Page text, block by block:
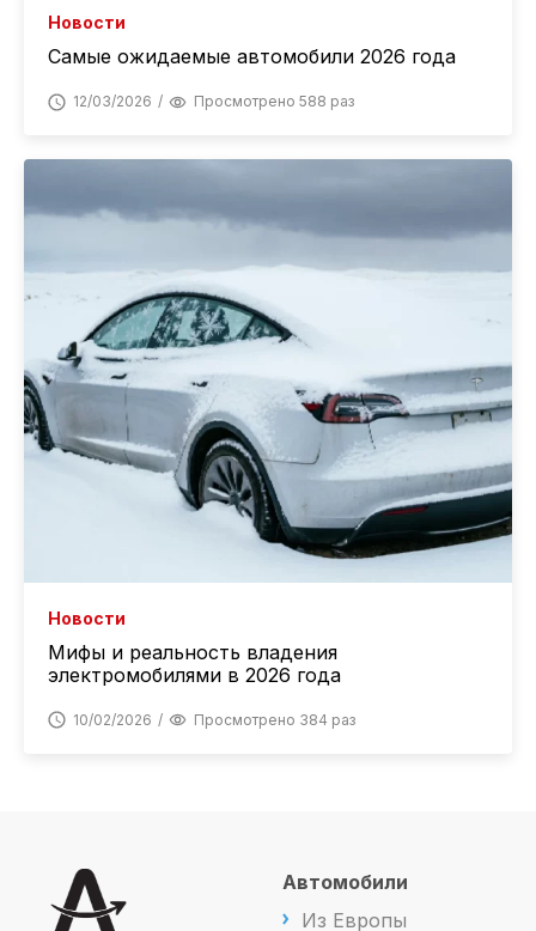
Новости
Самые ожидаемые автомобили 2026 года
12/03/2026 Просмотрено 588 раз
Новости
Мифы и реальность владения
электромобилями в 2026 года
10/02/2026 Просмотрено 384 раз
Автомобили
Из Европы